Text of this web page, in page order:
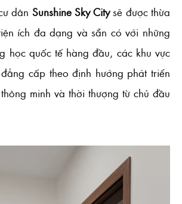
dân Sunshine Sky Citysẽ được thừa
ích đa dạng và sẵn có với những
học quốc tế hàng đầu, các khu vực
cấp theo định hướng phát triển
minh và thời thượng từ chủ đầu